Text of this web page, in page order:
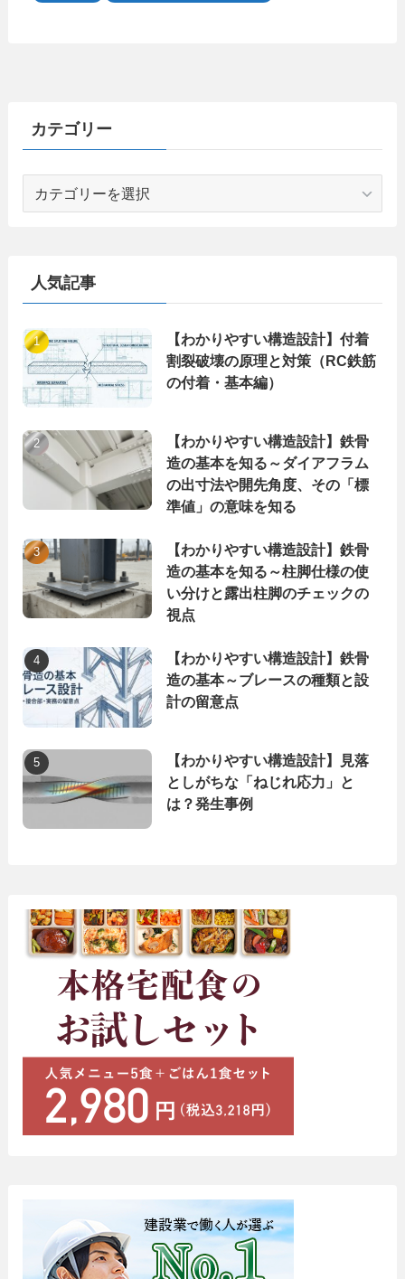
カテゴリー
人気記事
【わかりやすい構造設計】付着
割裂破壊の原理と対策（RC鉄筋
の付着・基本編）
【わかりやすい構造設計】鉄骨
造の基本を知る～ダイアフラム
の出寸法や開先角度、その「標
準値」の意味を知る
【わかりやすい構造設計】鉄骨
造の基本を知る～柱脚仕様の使
い分けと露出柱脚のチェックの
視点
【わかりやすい構造設計】鉄骨
造の基本～ブレースの種類と設
計の留意点
【わかりやすい構造設計】見落
としがちな「ねじれ応力」と
は？発生事例